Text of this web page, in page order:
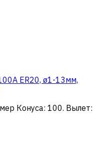
ER20, ø1-13мм,
Конуса: 100. Вылет: